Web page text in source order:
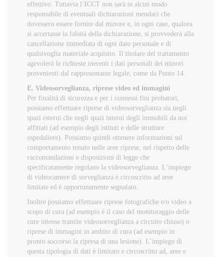
effettivo. Tuttavia l’ICCT non sarà in alcun modo
responsabile di eventuali dichiarazioni mendaci che
dovessero essere fornite dal minore e, in ogni caso, qualora
si accertasse la falsità della dichiarazione, si provvederà alla
cancellazione immediata di ogni dato personale e di
qualsivoglia materiale acquisito. Il titolare del trattamento
agevolerà le richieste inerenti i dati personali dei minori
provenienti dal rappresentante legale, come da Punto 14.
E. Videosorveglianza, riprese video ed immagini
Per finalità di sicurezza e per i connessi fini probatori,
possiamo effettuare riprese di videosorveglianza sia negli
spazi esterni che negli spazi interni degli immobili da noi
affittati (ad esempio degli istituti e delle strutture
ospedaliere). Possiamo quindi ottenere informazioni sul
comportamento tenuto nelle aree riprese, nel rispetto delle
raccomandazioni e disposizioni di legge che
specificatamente regolano la videosorveglianza. L’impiego
di videocamere di sorveglianza è circoscritto ad aree
limitate ed è opportunamente segnalato.
Inoltre possiamo effettuare riprese fotografiche e/o video a
scopo di cura (ad esempio è il caso del monitoraggio delle
cure intense tramite videosorveglianza a circuito chiuso) o
riprese di immagini in ambito di cura (ad esempio in
pronto soccorso la ripresa di una lesione). L’impiego di
questa tipologia di dati è limitato e circoscritto ad, aree e